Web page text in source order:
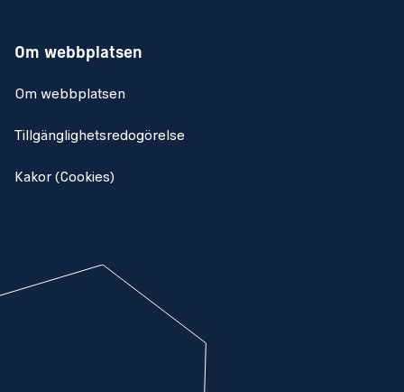
Om webbplatsen
Om webbplatsen
Tillgänglighetsredogörelse
Kakor (Cookies)